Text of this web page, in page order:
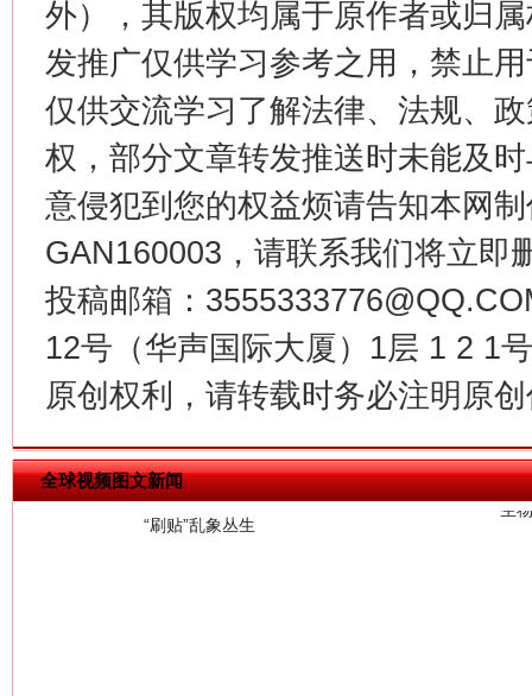
外），其版权均属于原作者或归
发推广仅供学习参考之用，禁止
仅供交流学习了解法律、法规、
权，部分文章转发推送时未能及
意侵犯到您的权益烦请告知本网
GAN160003，请联系我们将立即
投稿邮箱：
12号（华声国际大厦）1层 1 2 1
原创权利，请转载时务必注明原
全球视频图文新闻
习近平的博鳌关键词
魏明亮
“刷贴”乱象丛生
生